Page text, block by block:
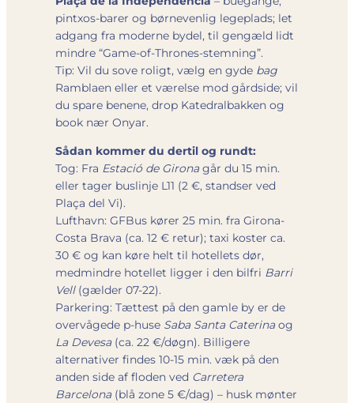
pintxos-barer og børnevenlig legeplads; let
adgang fra moderne bydel, til gengæld lidt
mindre “Game-of-Thrones-stemning”.
Tip: Vil du sove roligt, vælg en gyde bag
Ramblaen eller et værelse mod gårdside; vil
du spare benene, drop Katedralbakken og
book nær Onyar.
Sådan kommer du dertil og rundt:
Tog: Fra Estació de Gironagår du 15 min.
eller tager buslinje L11 (2 €, standser ved
Plaça del Vi).
Lufthavn: GFBus kører 25 min. fra Girona-
Costa Brava (ca. 12 € retur); taxi koster ca.
30 € og kan køre helt til hotellets dør,
medmindre hotellet ligger i den bilfri Barri
Vell(gælder 07-22).
Parkering: Tættest på den gamle by er de
overvågede p-huse Saba Santa Caterinaog
La Devesa(ca. 22 €/døgn). Billigere
alternativer findes 10-15 min. væk på den
anden side af floden ved Carretera
Barcelona(blå zone 5 €/dag) – husk mønter